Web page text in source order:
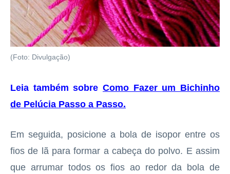
(Foto: Divulgação)
Leia também sobre Como Fazer um Bichinho
de Pelúcia Passo a Passo.
Em seguida, posicione a bola de isopor entre os
fios de lã para formar a cabeça do polvo. E assim
que arrumar todos os fios ao redor da bola de